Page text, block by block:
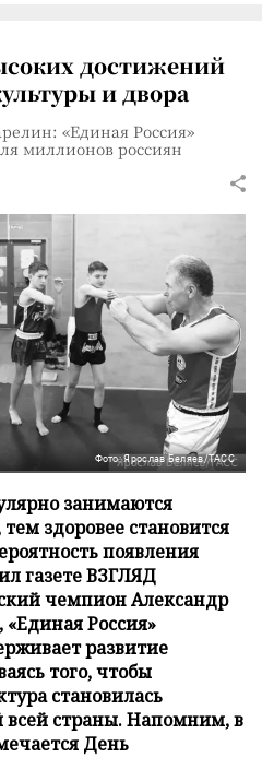
достижений
и двора
«Единая Россия»
миллионов россиян
Фото: Ярослав Беляев/ТАСС
занимаются
здоровее становится
появления
газете ВЗГЛЯД
чемпион Александр
Россия»
развитие
того, чтобы
становилась
всей страны. Напомним, в
День